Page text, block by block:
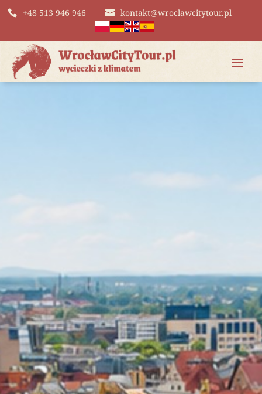
+48 513 946 946 kontakt@wroclawcitytour.pl